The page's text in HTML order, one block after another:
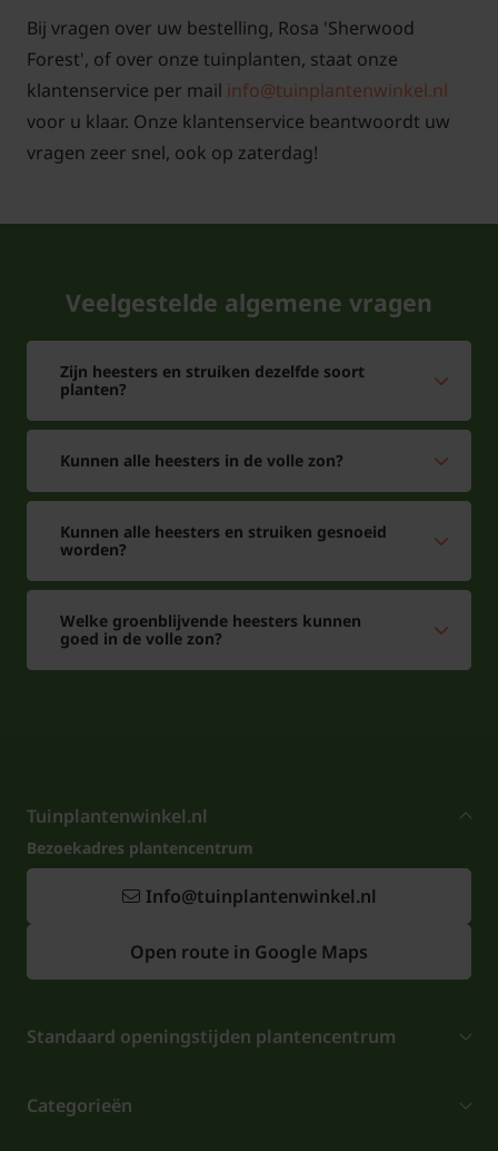
Bij vragen over uw bestelling, Rosa 'Sherwood
Forest', of over onze tuinplanten, staat onze
klantenservice per mail info@tuinplantenwinkel.nl
voor u klaar. Onze klantenservice beantwoordt uw
vragen zeer snel, ook op zaterdag!
Veelgestelde algemene vragen
Zijn heesters en struiken dezelfde soort
planten?
Kunnen alle heesters in de volle zon?
Kunnen alle heesters en struiken gesnoeid
worden?
Welke groenblijvende heesters kunnen
goed in de volle zon?
Tuinplantenwinkel.nl
Bezoekadres plantencentrum
Info@tuinplantenwinkel.nl
Open route in Google Maps
Standaard openingstijden plantencentrum
Categorieën